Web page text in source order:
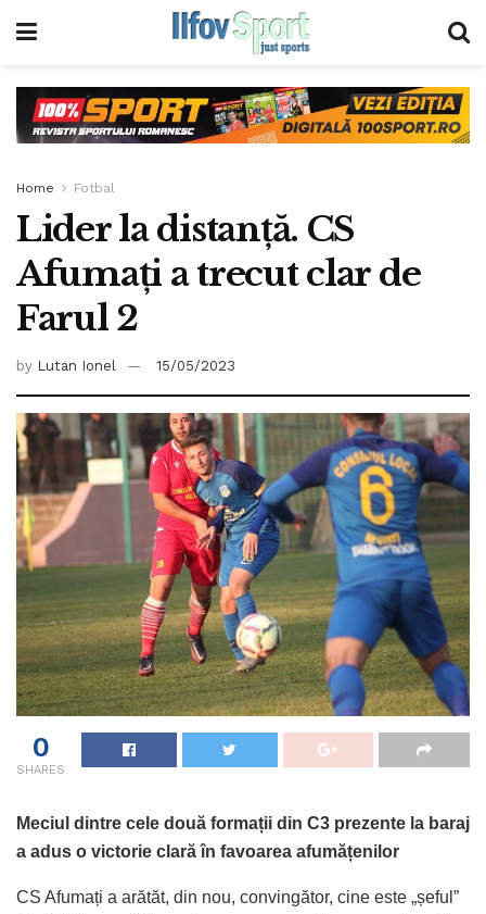
Home Fotbal
Lider la distanță. CS
Afumați a trecut clar de
Farul 2
by Lutan Ionel 15/05/2023
0
SHARES
Meciul dintre cele două formații din C3 prezente la baraj
a adus o victorie clară în favoarea afumățenilor
CS Afumați a arătăt, din nou, convingător, cine este „șeful”